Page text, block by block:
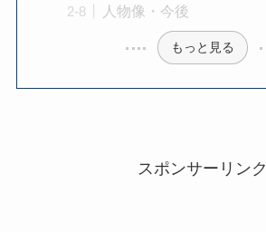
人物像・今後
もっと見る
スポンサーリンク